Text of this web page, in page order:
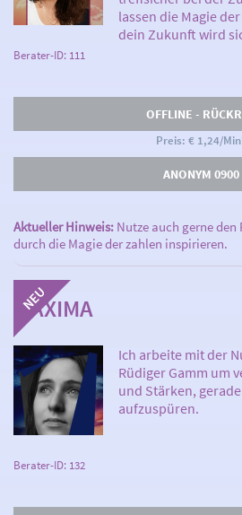
lassen die Magie
dein Zukunft wird
Berater-ID: 111
OFFLINE -
Preis: € 1,24/Min
ANONYM 0900
Aktueller Hinweis: Nutze auch gerne den
durch die Magie der zahlen inspirieren.
MAXIMA
Ich arbeite mit der
Rüdiger Gamm um
und Stärken,
aufzuspüren.
Berater-ID: 132